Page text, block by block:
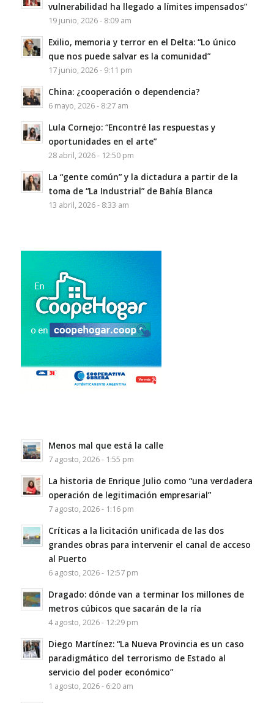
vulnerabilidad ha llegado a límites impensados”
19 junio, 2026 - 8:09 am
Exilio, memoria y terror en el Delta: “Lo único
que nos puede salvar es la comunidad”
17 junio, 2026 - 9:11 pm
China: ¿cooperación o dependencia?
6 mayo, 2026 - 8:27 am
Lula Cornejo: “Encontré las respuestas y
oportunidades en el arte”
28 abril, 2026 - 12:50 pm
La “gente común” y la dictadura a partir de la
toma de “La Industrial” de Bahía Blanca
13 abril, 2026 - 8:33 am
Menos mal que está la calle
7 agosto, 2026 - 1:55 pm
La historia de Enrique Julio como “una verdadera
operación de legitimación empresarial”
7 agosto, 2026 - 1:16 pm
Críticas a la licitación unificada de las dos
grandes obras para intervenir el canal de acceso
al Puerto
6 agosto, 2026 - 12:57 pm
Dragado: dónde van a terminar los millones de
metros cúbicos que sacarán de la ría
4 agosto, 2026 - 12:29 pm
Diego Martínez: “La Nueva Provincia es un caso
paradigmático del terrorismo de Estado al
servicio del poder económico”
1 agosto, 2026 - 6:20 am